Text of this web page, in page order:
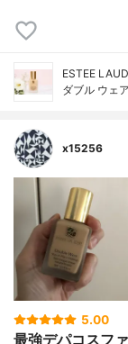
ESTEE
ダブル ウェ
x15256
5.00
最強デパコスフ